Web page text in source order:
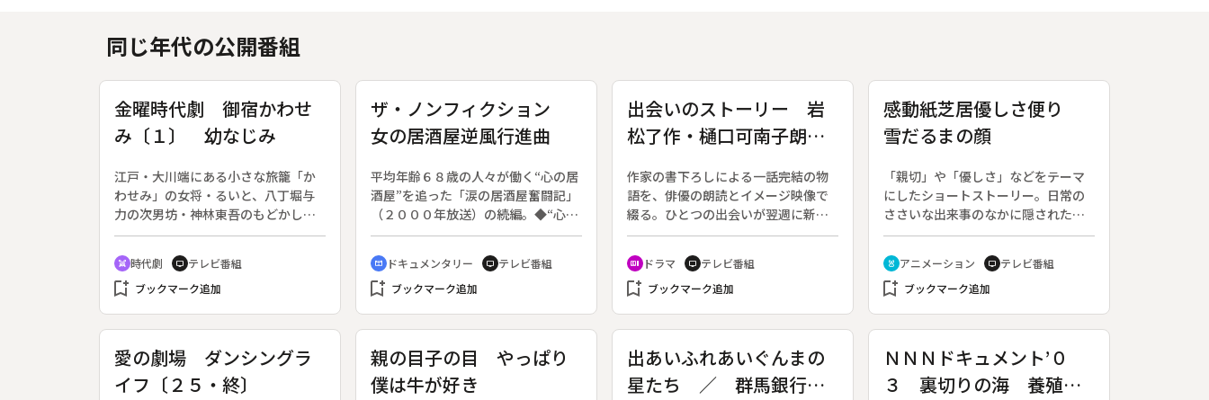
同じ年代の公開番組
金曜時代劇 御宿かわせ
み〔１〕 幼なじみ
江戸・大川端にある小さな旅籠「か
わせみ」の女将・るいと、八丁堀与
力の次男坊・神林東吾のもどかしい
恋模様を背景に、捕り物を織り込み
つつ描かれる人間模様の物語。（５
月３０日終了、全８回）◆初秋、長
崎遊学を終えた東吾が一年ぶりに帰
再会を機に盛り上がる折、植木屋の
娘・お糸の縁談にまつわる相談事が
持ち込まれる。相手の男に、気にな
る幼なじみの女がいるというのだ。
swords 時代劇 tv テレビ番組
bookmark_add ブックマーク追加
ザ・ノンフィクション
女の居酒屋逆風行進曲
平均年齢６８歳の人々が働く“心の居
酒屋”を追った「涙の居酒屋奮闘記」
（２０００年放送）の続編。◆“心の
居酒屋”では、年をとっても自力で生
きていかなければならないが、多く
の職場に断られてきた人たちが働い
ていた。真心のこもったサービスで
たが、開業から３年であっけなく閉
店。居酒屋で働いていた高齢者たち
には過酷な人生が待っていた。“心の
居酒屋”で接客の仕事をしていた高橋
cinematic_blur ドキュメンタリー tv テレビ番組
bookmark_add ブックマーク追加
出会いのストーリー 岩
松了作・樋口可南子朗読
作家の書下ろしによる一話完結の物
語を、俳優の朗読とイメージ映像で
綴る。ひとつの出会いが翌週に新た
な出会いを生むスタイルで、一ヶ月
にわたって展開していく。◆この回
は岩松了作・樋口可南子朗読の第１
回「アキコ」。
recent_actors ドラマ tv テレビ番組
bookmark_add ブックマーク追加
感動紙芝居優しさ便り
雪だるまの顔
「親切」や「優しさ」などをテーマ
にしたショートストーリー。日常の
ささいな出来事のなかに隠された、
心打たれる瞬間をつづる。◆この回
は「雪だるまの顔」。
cruelty_free アニメーション tv テレビ番組
bookmark_add ブックマーク追加
愛の劇場 ダンシングラ
イフ〔２５・終〕
親の目子の目 やっぱり
僕は牛が好き
出あいふれあいぐんまの
星たち ／ 群馬銀行新
ＮＮＮドキュメント’０
３ 裏切りの海 養殖フ